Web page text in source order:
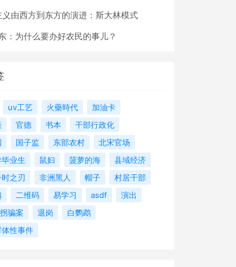
义由西方到东方的演进：斯大林模式
：为什么要办好农民的事儿？
uv工艺 火藥時代
加油卡
官德 书本
干部行政化
国子监 东部农村
北宋官场
业生
鼠妇 菠萝的海
县域经济
之刃
非洲黑人 帽子
村居干部
二维码 易学习 asdf
演出
拐骗案 退岗
白鹦鹉
性事件